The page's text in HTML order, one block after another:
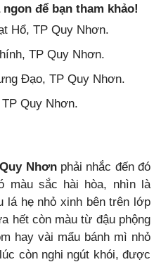
để bạn tham khảo!
Hổ, TP Quy Nhơn.
TP Quy Nhơn.
Đạo, TP Quy Nhơn.
Quy Nhơn.
Nhơnphải nhắc đến đó
màu sắc hài hòa, nhìn là
lá hẹ nhỏ xinh bên trên lớp
hết còn màu từ đậu phộng
hay vài mẩu bánh mì nhỏ
còn nghi ngút khói, được